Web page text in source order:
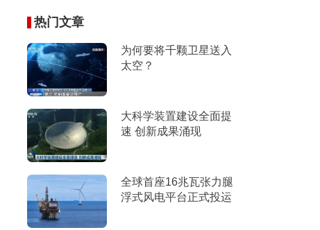
热门文章
为何要将千颗卫星送入
太空？
大科学装置建设全面提
速 创新成果涌现
全球首座16兆瓦张力腿
浮式风电平台正式投运